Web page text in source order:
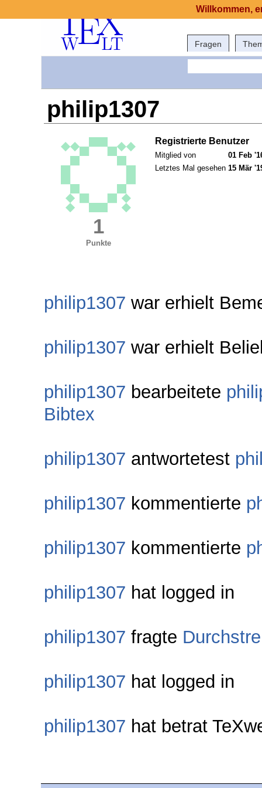
Fragen
philip1307
1
Punkte
Registrierte Benutzer
Mitglied von
01 Feb
Letztes Mal gesehen 15 Mär
philip1307 war erhielt
philip1307 war erhielt
philip1307 bearbeitete
Bibtex
philip1307 antwortetest
philip1307 kommentierte
philip1307 kommentierte
philip1307 hat logged in
philip1307 fragte
philip1307 hat logged in
philip1307 hat betrat
Willkommen,